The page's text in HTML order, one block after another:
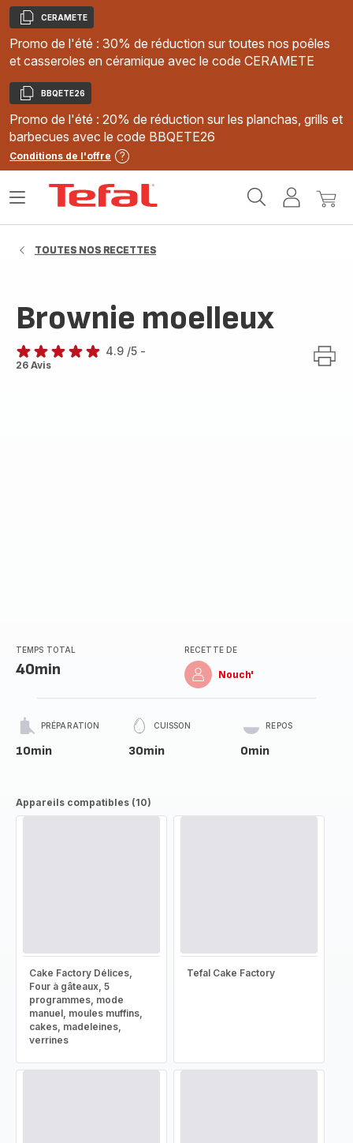
Copier
CERAMETE
Promo de l'été : 30% de réduction sur toutes nos poêles
et casseroles en céramique avec le code CERAMETE
Copier
BBQETE26
Promo de l'été : 20% de réduction sur les planchas, grills et
barbecues avec le code BBQETE26
Conditions de l'offre
MonMon
Ouvrir
TOUTES NOS RECETTES
Brownie moelleux
ratings.4.9
4.9 /5 -
26 Avis
TEMPS TOTAL
40min
RECETTE DE
Nouch'
PRÉPARATION
10min
CUISSON
30min
REPOS
0min
Appareils compatibles (10)
Cake Factory Délices,
Four à gâteaux, 5
programmes, mode
manuel, moules muffins,
cakes, madeleines,
verrines
Tefal Cake Factory